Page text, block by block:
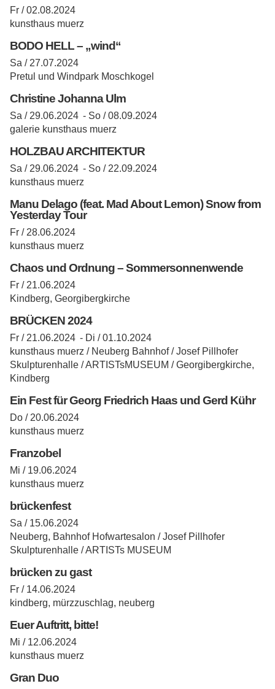
Fr / 02.08.2024
kunsthaus muerz
BODO HELL – „wind“
Sa / 27.07.2024
Pretul und Windpark Moschkogel
Christine Johanna Ulm
Sa / 29.06.2024 - So / 08.09.2024
galerie kunsthaus muerz
HOLZBAU ARCHITEKTUR
Sa / 29.06.2024 - So / 22.09.2024
kunsthaus muerz
Manu Delago (feat. Mad About Lemon) Snow from
Yesterday Tour
Fr / 28.06.2024
kunsthaus muerz
Chaos und Ordnung – Sommersonnenwende
Fr / 21.06.2024
Kindberg, Georgibergkirche
BRÜCKEN 2024
Fr / 21.06.2024 - Di / 01.10.2024
kunsthaus muerz / Neuberg Bahnhof / Josef Pillhofer
Skulpturenhalle / ARTISTsMUSEUM / Georgibergkirche,
Kindberg
Ein Fest für Georg Friedrich Haas und Gerd Kühr
Do / 20.06.2024
kunsthaus muerz
Franzobel
Mi / 19.06.2024
kunsthaus muerz
brückenfest
Sa / 15.06.2024
Neuberg, Bahnhof Hofwartesalon / Josef Pillhofer
Skulpturenhalle / ARTISTs MUSEUM
brücken zu gast
Fr / 14.06.2024
kindberg, mürzzuschlag, neuberg
Euer Auftritt, bitte!
Mi / 12.06.2024
kunsthaus muerz
Gran Duo